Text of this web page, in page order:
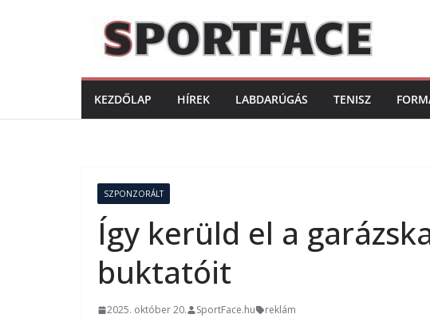
KEZDŐLAP HÍREK LABDARÚGÁS TENISZ
SZPONZORÁLT
Így kerüld el a
buktatóit
2025. október 20. SportFace.hu reklám